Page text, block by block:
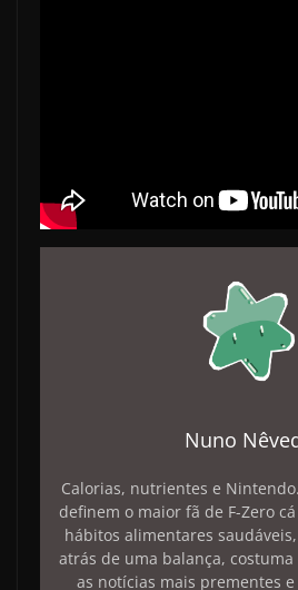
Nuno
Calorias, nutrientes e
definem o maior fã de F-Zero
hábitos alimentares
atrás de uma balança,
as notícias mais prementes